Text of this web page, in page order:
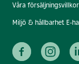
Våra försäljningsvillkor
Miljö & hållbarhet E-